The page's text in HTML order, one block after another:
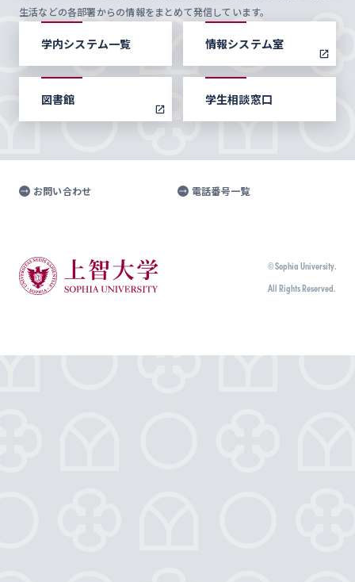
生活などの各部署からの情報をまとめて発信しています。
学内システム一覧 情報システム室
図書館 学生相談窓口
お問い合わせ 電話番号一覧
© Sophia University.
All Rights Reserved.